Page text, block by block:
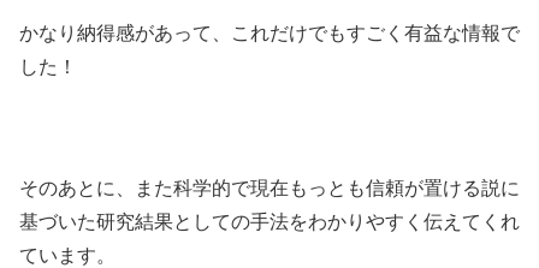
かなり納得感があって、これだけでもすごく有益な情報で
した！
そのあとに、また科学的で現在もっとも信頼が置ける説に
基づいた研究結果としての手法をわかりやすく伝えてくれ
ています。